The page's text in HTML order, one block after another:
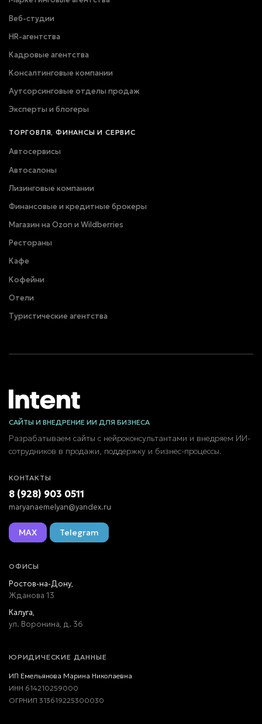
Веб-студии
HR-агентства
Кадровые агентства
Консалтинговые компании
Аутсорсинговые отделы продаж
Эксперты и блогеры
ТОРГОВЛЯ, ФИНАНСЫ И СЕРВИС
Автосервисы
Автосалоны
Лизинговые компании
Финансовые и кредитные брокеры
Магазин на Ozon и Wildberries
Рестораны
Кафе
Кофейни
Отели
Туристические агентства
САЙТЫ И ВНЕДРЕНИЕ ИИ ДЛЯ БИЗНЕСА
Разрабатываем сайты с нейроконсультантами и внедряем ИИ-
сотрудников в продажи, поддержку и бизнес-процессы.
КОНТАКТЫ
8 (928) 903 0511
maryanaemelyan@yandex.ru
MAX Telegram
ОФИСЫ
Ростов-на-Дону,
Жданова 13
Калуга,
ул. Воронина, д. 36
ЮРИДИЧЕСКИЕ ДАННЫЕ
ИП Емельянова Марина Николаевна
ИНН 614210259000
ОГРНИП 313619225300030